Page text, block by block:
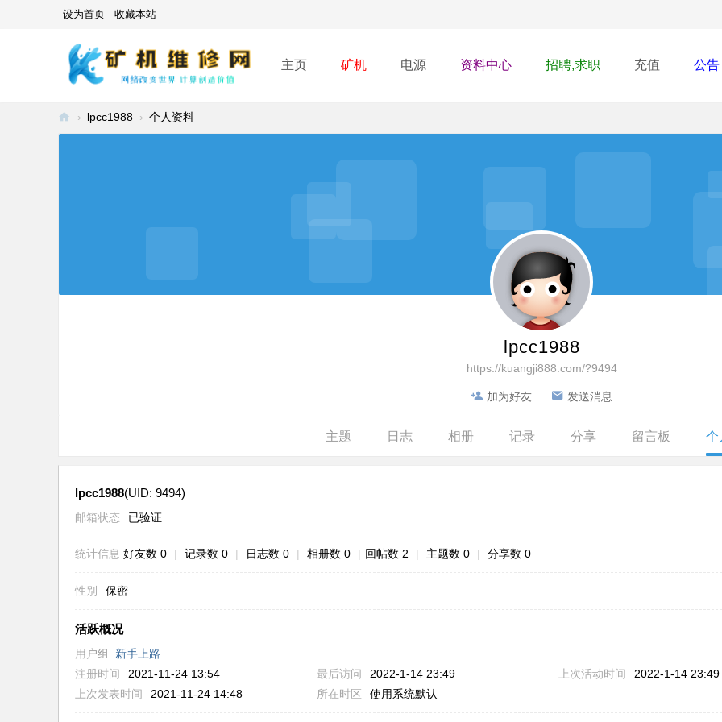
设为首页 收藏本站
主页 矿机 电源 资料中心 招聘,求职 充值 公告
› lpcc1988 › 个人资料
lpcc1988
https://kuangji888.com/?9494
加为好友 发送消息
主题 日志 相册 记录 分享 留言板 个
lpcc1988(UID: 9494)
邮箱状态 已验证
统计信息 好友数 0 | 记录数 0 | 日志数 0 | 相册数 0 | 回帖数 2 | 主题数 0 | 分享数 0
性别 保密
活跃概况
用户组 新手上路
注册时间
2021-11-24 13:54 最后访问 2022-1-14 23:49 上次活动时间
2022-1-14 23:49
上次发表时间
2021-11-24 14:48 所在时区 使用系统默认